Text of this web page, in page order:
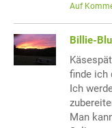
Auf
Billie-
finde ich
Ich
Man